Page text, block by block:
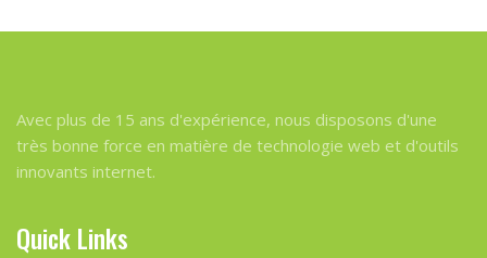
Avec plus de 15 ans d'expérience, nous disposons d'une
très bonne force en matière de technologie web et d'outils
innovants internet.
Quick Links